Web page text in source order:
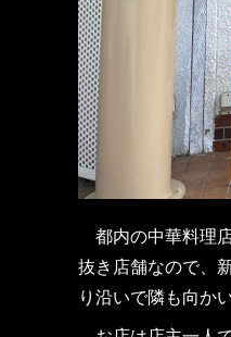
都内の中華料理
抜き店舗なので、
り沿いで隣も向か